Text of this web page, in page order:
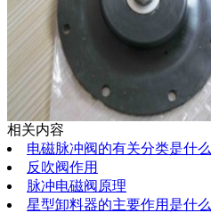
相关内容
电磁脉冲阀的有关分类是什么
反吹阀作用
脉冲电磁阀原理
星型卸料器的主要作用是什么